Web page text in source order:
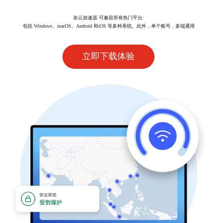
奈云加速器 可兼容所有热门平台:
包括 Windows、macOS、Android 和iOS 等多种系统。此外，单个账号，多端通用
立即下载体验